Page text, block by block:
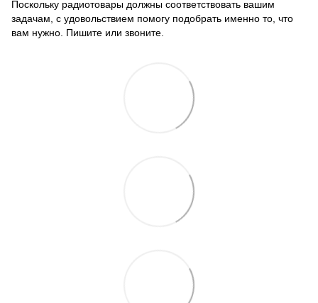
Поскольку радиотовары должны соответствовать вашим
задачам, с удовольствием помогу подобрать именно то, что
вам нужно. Пишите или звоните.